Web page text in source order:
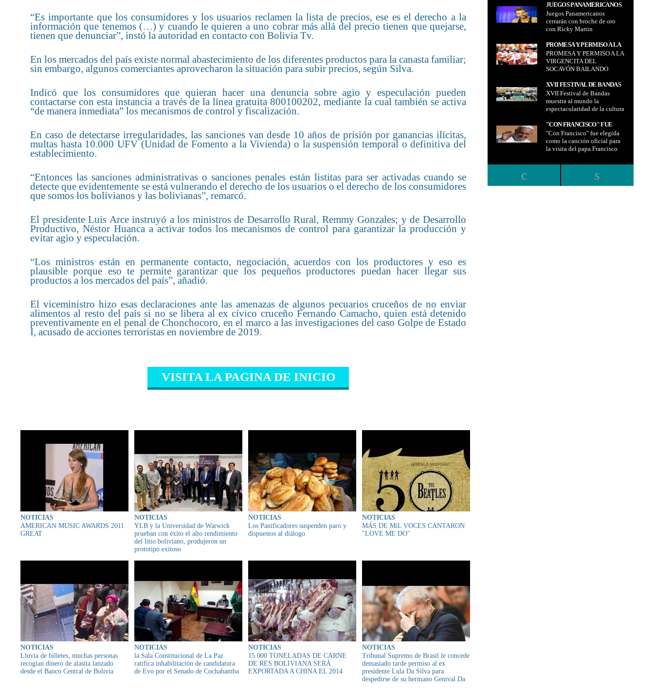
“Es importante que los consumidores y los usuarios reclamen la lista de precios, ese es el derecho a la
información que tenemos (…) y cuando le quieren a uno cobrar más allá del precio tienen que quejarse,
tienen que denunciar”, instó la autoridad en contacto con Bolivia Tv.
En los mercados del país existe normal abastecimiento de los diferentes productos para la canasta familiar;
sin embargo, algunos comerciantes aprovecharon la situación para subir precios, según Silva.
Indicó que los consumidores que quieran hacer una denuncia sobre agio y especulación pueden
contactarse con esta instancia a través de la línea gratuita 800100202, mediante la cual también se activa
“de manera inmediata” los mecanismos de control y fiscalización.
En caso de detectarse irregularidades, las sanciones van desde 10 años de prisión por ganancias ilícitas,
multas hasta 10.000 UFV (Unidad de Fomento a la Vivienda) o la suspensión temporal o definitiva del
establecimiento.
“Entonces las sanciones administrativas o sanciones penales están listitas para ser activadas cuando se
detecte que evidentemente se está vulnerando el derecho de los usuarios o el derecho de los consumidores
que somos los bolivianos y las bolivianas”, remarcó.
El presidente Luis Arce instruyó a los ministros de Desarrollo Rural, Remmy Gonzales; y de Desarrollo
Productivo, Néstor Huanca a activar todos los mecanismos de control para garantizar la producción y
evitar agio y especulación.
“Los ministros están en permanente contacto, negociación, acuerdos con los productores y eso es
plausible porque eso te permite garantizar que los pequeños productores puedan hacer llegar sus
productos a los mercados del país”, añadió.
El viceministro hizo esas declaraciones ante las amenazas de algunos pecuarios cruceños de no enviar
alimentos al resto del país si no se libera al ex cívico cruceño Fernando Camacho, quien está detenido
preventivamente en el penal de Chonchocoro, en el marco a las investigaciones del caso Golpe de Estado
I, acusado de acciones terroristas en noviembre de 2019.
VISITA LA PAGINA DE INICIO
NOTICIAS
AMERICAN MUSIC AWARDS 2011
GREAT
NOTICIAS
YLB y la Universidad de Warwick
prueban con éxito el alto rendimiento
del litio boliviano, produjeron un
prototipo exitoso
NOTICIAS
Los Panificadores suspenden paro y
dispuestos al diálogo
NOTICIAS
MÁS DE MiL VOCES CANTARON
"LOVE ME DO"
NOTICIAS
Lluvia de billetes, muchas personas
recogían dinero de alasita lanzado
desde el Banco Central de Bolivia
NOTICIAS
la Sala Constitucional de La Paz
ratifica inhabilitación de candidatura
de Evo por el Senado de Cochabamba
NOTICIAS
15.000 TONELADAS DE CARNE
DE RES BOLIVIANA SERÁ
EXPORTADA A CHINA EL 2014
NOTICIAS
Tribunal Supremo de Brasil le concede
demasiado tarde permiso al ex
presidente Lula Da Silva para
despedirse de su hermano Genival Da
EXCESIVAS, Y ESTA ES UNA
CONTEMPORÁNEA ES UNA
SECTA"
excesivas, y esta es una
contemporánea es una secta"
JUEGOS PANAMERICANOS
CERRARÁN CON BROCHE
DE ORO CON RICKY
MARTIN
Juegos Panamericanos
cerrarán con broche de oro
con Ricky Martin
PROMESA Y PERMISO A LA
VIRGENCITA DEL SOCAVÓN
BAILANDO
PROMESA Y PERMISO A LA
VIRGENCITA DEL
SOCAVÓN BAILANDO
XVII FESTIVAL DE BANDAS
MUESTRA AL MUNDO LA
ESPECTACULARIDAD DE
LA CULTURA DESDE
XVII Festival de Bandas
muestra al mundo la
espectacularidad de la cultura
"CON FRANCISCO" FUE
ELEGIDA COMO LA
CANCIÓN OFICIAL PARA LA
VISITA DEL PAPA
"Con Francisco" fue elegida
como la canción oficial para
la visita del papa Francisco